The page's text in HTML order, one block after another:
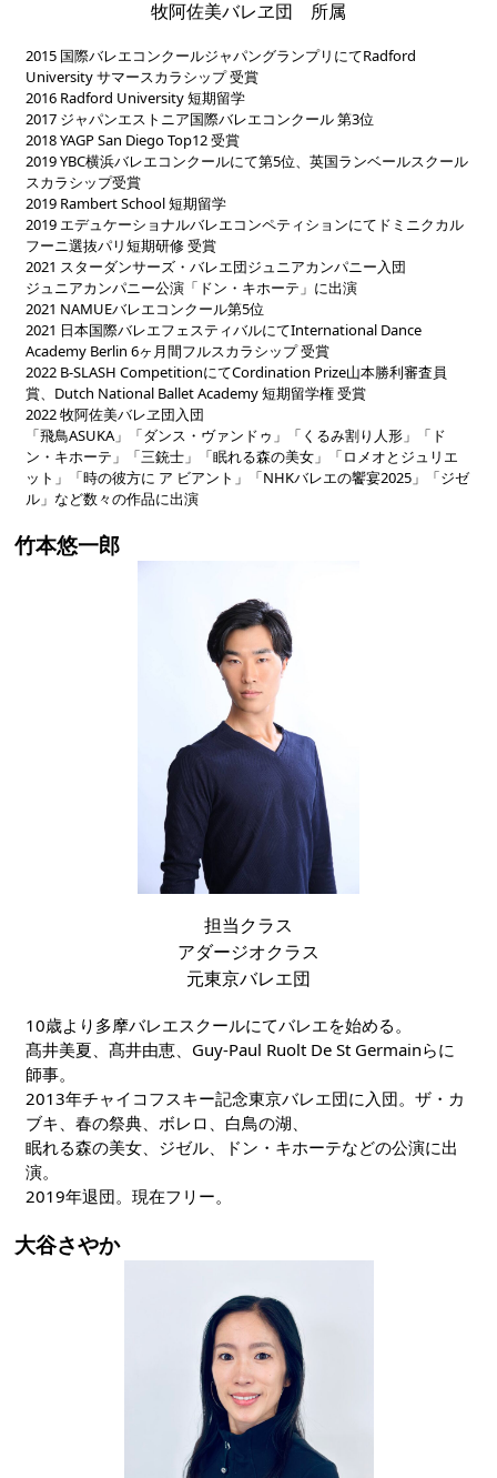
牧阿佐美バレヱ団 所属
2015 国際バレエコンクールジャパングランプリにてRadford
University サマースカラシップ 受賞
2016 Radford University 短期留学
2017 ジャパンエストニア国際バレエコンクール 第3位
2018 YAGP San Diego Top12 受賞
2019 YBC横浜バレエコンクールにて第5位、英国ランベールスクール
スカラシップ受賞
2019 Rambert School 短期留学
2019 エデュケーショナルバレエコンペティションにてドミニクカル
フーニ選抜パリ短期研修 受賞
2021 スターダンサーズ・バレエ団ジュニアカンパニー入団
ジュニアカンパニー公演「ドン・キホーテ」に出演
2021 NAMUEバレエコンクール第5位
2021 日本国際バレエフェスティバルにてInternational Dance
Academy Berlin 6ヶ月間フルスカラシップ 受賞
2022 B-SLASH CompetitionにてCordination Prize山本勝利審査員
賞、Dutch National Ballet Academy 短期留学権 受賞
2022 牧阿佐美バレヱ団入団
「飛鳥ASUKA」「ダンス・ヴァンドゥ」「くるみ割り人形」「ド
ン・キホーテ」「三銃士」「眠れる森の美女」「ロメオとジュリエ
ット」「時の彼方に ア ビアント」「NHKバレエの饗宴2025」「ジゼ
ル」など数々の作品に出演
竹本悠一郎
担当クラス
アダージオクラス
元東京バレエ団
10歳より多摩バレエスクールにてバレエを始める。
髙井美夏、髙井由恵、Guy-Paul Ruolt De St Germainらに
師事。
2013年チャイコフスキー記念東京バレエ団に入団。ザ・カ
ブキ、春の祭典、ボレロ、白鳥の湖、
眠れる森の美女、ジゼル、ドン・キホーテなどの公演に出
演。
2019年退団。現在フリー。
大谷さやか